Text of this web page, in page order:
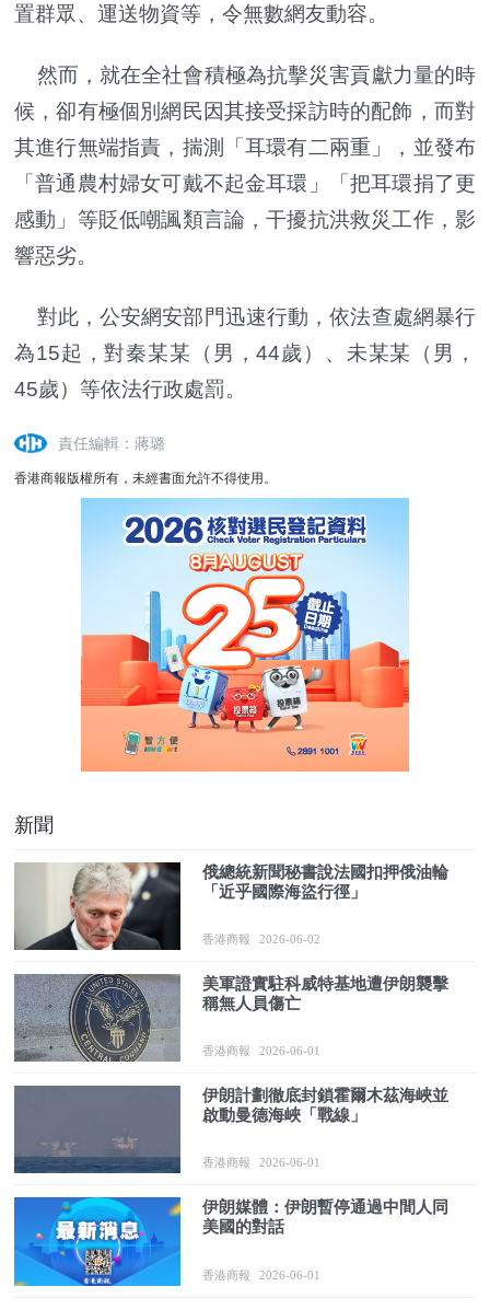
置群眾、運送物資等，令無數網友動容。
然而，就在全社會積極為抗擊災害貢獻力量的時
候，卻有極個別網民因其接受採訪時的配飾，而對
其進行無端指責，揣測「耳環有二兩重」，並發布
「普通農村婦女可戴不起金耳環」「把耳環捐了更
感動」等貶低嘲諷類言論，干擾抗洪救災工作，影
響惡劣。
對此，公安網安部門迅速行動，依法查處網暴行
為15起，對秦某某（男，44歲）、未某某（男，
45歲）等依法行政處罰。
責任編輯：蔣璐
香港商報版權所有，未經書面允許不得使用。
新聞
俄總統新聞秘書說法國扣押俄油輪
「近乎國際海盜行徑」
香港商報 2026-06-02
美軍證實駐科威特基地遭伊朗襲擊
稱無人員傷亡
香港商報 2026-06-01
伊朗計劃徹底封鎖霍爾木茲海峽並
啟動曼德海峽「戰線」
香港商報 2026-06-01
伊朗媒體：伊朗暫停通過中間人同
美國的對話
香港商報 2026-06-01